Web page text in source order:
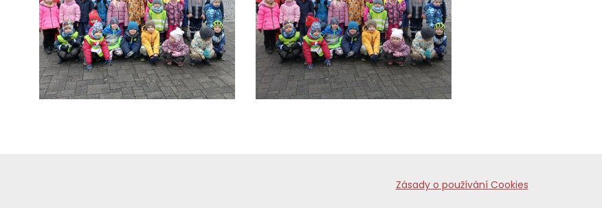
Zásady o používání Cookies